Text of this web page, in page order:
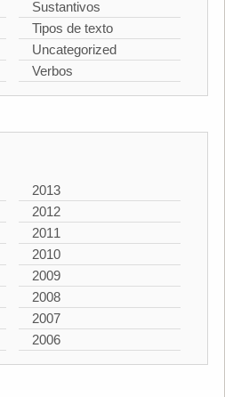
Sustantivos
Tipos de texto
Uncategorized
Verbos
2013
2012
2011
2010
2009
2008
2007
2006